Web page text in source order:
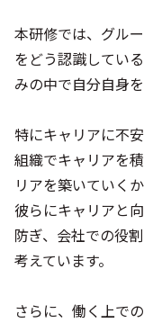
本研修では、グル
をどう認識してい
みの中で自分自身
特にキャリアに不
組織でキャリアを
リアを築いていく
彼らにキャリアと
防ぎ、会社での役
考えています。
さらに、働く上で